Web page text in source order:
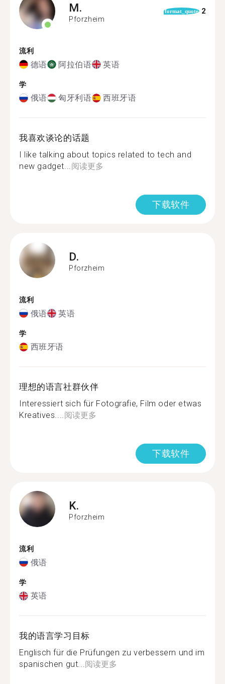
M.
Pforzheim
format_quote 2
流利
德语 阿拉伯语 英语
学
俄语 匈牙利语 西班牙语
我喜欢谈论的话题
I like talking about topics related to tech and
new gadget...阅读更多
下载软件
D.
Pforzheim
流利
俄语 英语
学
西班牙语
理想的语言社群伙伴
Interessiert sich für Fotografie, Film oder etwas
Kreatives....阅读更多
下载软件
K.
Pforzheim
流利
俄语
学
英语
我的语言学习目标
Englisch für die Prüfungen zu verbessern und im
spanischen gut...阅读更多